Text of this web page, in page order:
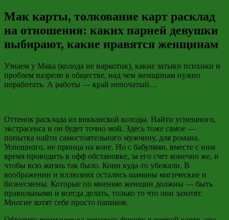
Мак карты, толкование карт расклад
на отношения: каких парней девушки
выбирают, какие нравятся женщинам
Узнаем у Мака (колода не наркотик), какие затыки психики и
проблем назрели в обществе, над чем женщинам нужно
поработать. А работы — край непочатый…
Оттенок расклада из викканской колоды. Найти успешного,
экстрасенса и он будет точно мой. Здесь тоже самое —
попытка найти самостоятельного мужчину, для романа.
Успешного, не принца на коне. Но с бабулями, вместе с ним
время проводить в офф обстановке, за его счет конечно же, и
чтобы всю жизнь так было. Кони куда-то убежали. В
воображении и иллюзиях остались шаманы магические и
бизнесмены. Которые по мнению женщин должны — быть
правильными и всегда делать, только то что они захотят.
Многие хотят себе просто папиков.